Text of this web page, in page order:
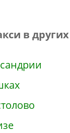
в других